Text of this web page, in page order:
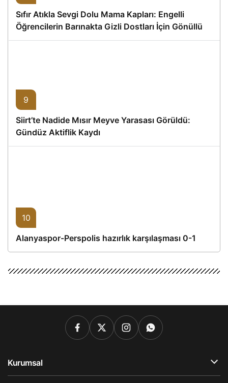
Sıfır Atıkla Sevgi Dolu Mama Kapları: Engelli
Öğrencilerin Barınakta Gizli Dostları İçin Gönüllü
Proje
9
Siirt’te Nadide Mısır Meyve Yarasası Görüldü:
Gündüz Aktiflik Kaydı
10
Alanyaspor-Perspolis hazırlık karşılaşması 0-1
Kurumsal